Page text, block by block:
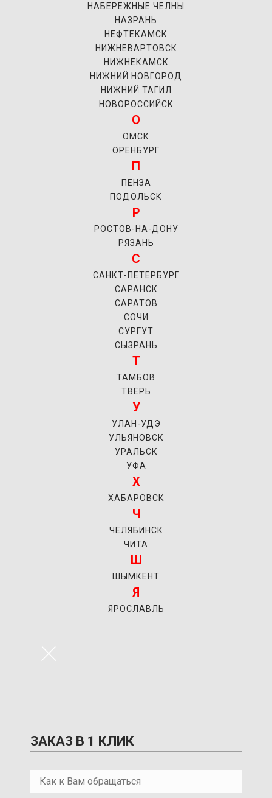
НАБЕРЕЖНЫЕ ЧЕЛНЫ
НАЗРАНЬ
НЕФТЕКАМСК
НИЖНЕВАРТОВСК
НИЖНЕКАМСК
НИЖНИЙ НОВГОРОД
НИЖНИЙ ТАГИЛ
НОВОРОССИЙСК
О
ОМСК
ОРЕНБУРГ
П
ПЕНЗА
ПОДОЛЬСК
Р
РОСТОВ-НА-ДОНУ
РЯЗАНЬ
С
САНКТ-ПЕТЕРБУРГ
САРАНСК
САРАТОВ
СОЧИ
СУРГУТ
СЫЗРАНЬ
Т
ТАМБОВ
ТВЕРЬ
У
УЛАН-УДЭ
УЛЬЯНОВСК
УРАЛЬСК
УФА
Х
ХАБАРОВСК
Ч
ЧЕЛЯБИНСК
ЧИТА
Ш
ШЫМКЕНТ
Я
ЯРОСЛАВЛЬ
×
ЗАКАЗ В 1 КЛИК